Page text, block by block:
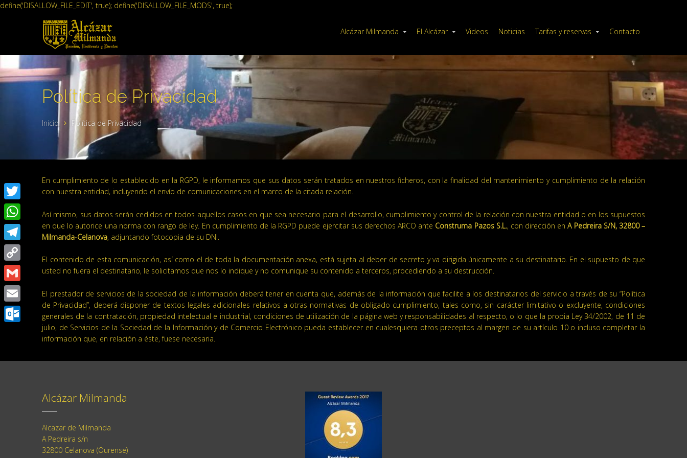
define('DISALLOW_FILE_EDIT', true); define('DISALLOW_FILE_MODS', true);
Alcázar Milmanda El Alcázar Videos Noticias Tarifas y reservas Contacto
Política de Privacidad
Inicio Política de Privacidad
En cumplimiento de lo establecido en la RGPD, le informamos que sus datos serán tratados en nuestros ficheros, con la finalidad del mantenimiento y cumplimiento de la relación
con nuestra entidad, incluyendo el envío de comunicaciones en el marco de la citada relación.
Así mismo, sus datos serán cedidos en todos aquellos casos en que sea necesario para el desarrollo, cumplimiento y control de la relación con nuestra entidad o en los supuestos
en que lo autorice una norma con rango de ley. En cumplimiento de la RGPD puede ejercitar sus derechos ARCO ante Construma Pazos S.L., con dirección enA Pedreira S/N, 32800 –
Milmanda-Celanova, adjuntando fotocopia de su DNI.
El contenido de esta comunicación, así como el de toda la documentación anexa, está sujeta al deber de secreto y va dirigida únicamente a su destinatario. En el supuesto de que
usted no fuera el destinatario, le solicitamos que nos lo indique y no comunique su contenido a terceros, procediendo a su destrucción.
El prestador de servicios de la sociedad de la información deberá tener en cuenta que, además de la información que facilite a los destinatarios del servicio a través de su “Política
de Privacidad”, deberá disponer de textos legales adicionales relativos a otras normativas de obligado cumplimiento, tales como, sin carácter limitativo o excluyente, condiciones
generales de la contratación, propiedad intelectual e industrial, condiciones de utilización de la página web y responsabilidades al respecto, o lo que la propia Ley 34/2002, de 11 de
julio, de Servicios de la Sociedad de la Información y de Comercio Electrónico pueda establecer en cualesquiera otros preceptos al margen de su artículo 10 o incluso completar la
información que, en relación a éste, fuese necesaria.
Alcázar Milmanda
Alcazar de Milmanda
A Pedreira s/n
32800 Celanova (Ourense)
Twitter
WhatsApp
Telegram
Copy
Link
Gmail
Email
Outlook.com